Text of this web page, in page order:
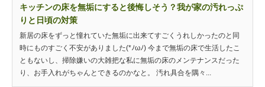
キッチンの床を無垢にすると後悔しそう？我が家の汚れっぷ
りと日頃の対策
新居の床をずっと憧れていた無垢に出来てすごくうれしかったのと同
時にものすごく不安がありました(*ﾉωﾉ) 今まで無垢の床で生活したこ
ともないし、掃除嫌いの大雑把な私に無垢の床のメンテナンスだった
り、お手入れがちゃんとできるのかなと。 汚れ具合を隅々...